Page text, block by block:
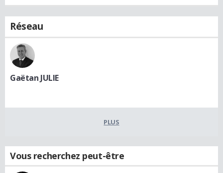
Réseau
Gaëtan JULIE
PLUS
Vous recherchez peut-être